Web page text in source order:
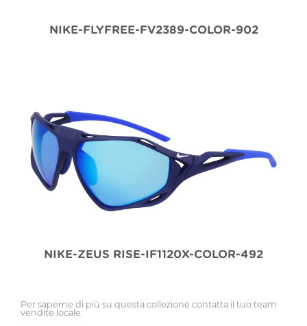
NIKE-FLYFREE-FV2389-COLOR-902
NIKE-ZEUS RISE-IF1120X-COLOR-492
Per saperne di più su questa collezione contatta il tuo team
vendite locale.